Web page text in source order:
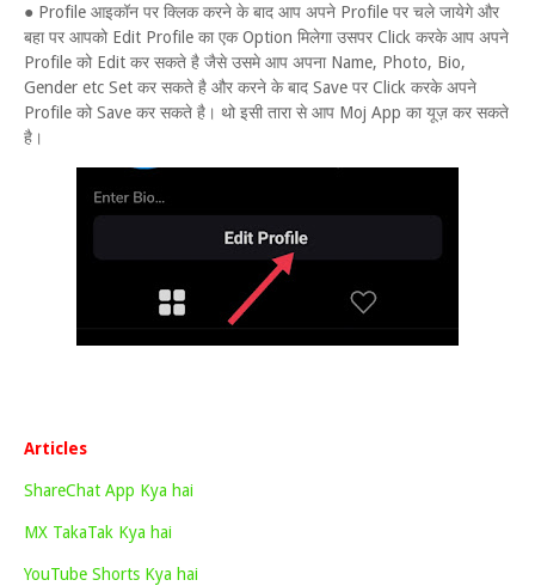
● Profile आइकॉन पर क्लिक करने के बाद आप अपने Profile पर चले जायेगे और
बहा पर आपको Edit Profile का एक Option मिलेगा उसपर Click करके आप अपने
Profile को Edit कर सकते है जैसे उसमे आप अपना Name, Photo, Bio,
Gender etc Set कर सकते है और करने के बाद Save पर Click करके अपने
Profile को Save कर सकते है। थो इसी तारा से आप Moj App का यूज़ कर सकते
है।
Articles
ShareChat App Kya hai
MX TakaTak Kya hai
YouTube Shorts Kya hai